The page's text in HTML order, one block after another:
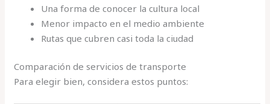
Una forma de conocer la cultura local
Menor impacto en el medio ambiente
Rutas que cubren casi toda la ciudad
Comparación de servicios de transporte
Para elegir bien, considera estos puntos: